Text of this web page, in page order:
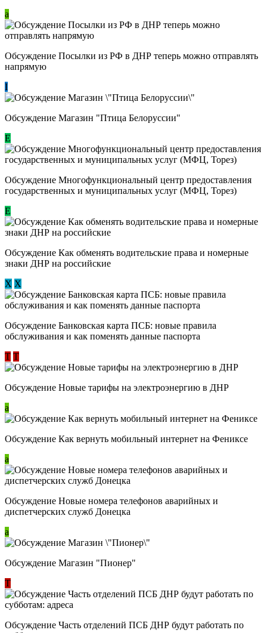
a
Обсуждение Посылки из РФ в ДНР теперь можно отправлять
напрямую
I
Обсуждение Магазин "Птица Белоруссии"
Е
Обсуждение Многофункциональный центр предоставления
государственных и муниципальных услуг (МФЦ, Торез)
E
Обсуждение ​Как обменять водительские права и номерные
знаки ДНР на российские
Х Х
Обсуждение ​Банковская карта ПСБ: новые правила
обслуживания и как поменять данные паспорта
Т Т
Обсуждение Новые тарифы на электроэнергию в ДНР
a
Обсуждение Как вернуть мобильный интернет на Фениксе
a
Обсуждение Новые номера телефонов аварийных и
диспетчерских служб Донецка
a
Обсуждение Магазин "Пионер"
Т
Обсуждение Часть отделений ПСБ ДНР будут работать по